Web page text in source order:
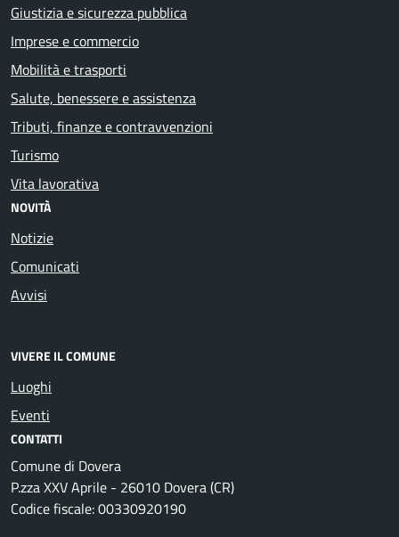
Giustizia e sicurezza pubblica
Imprese e commercio
Mobilità e trasporti
Salute, benessere e assistenza
Tributi, finanze e contravvenzioni
Turismo
Vita lavorativa
NOVITÀ
Notizie
Comunicati
Avvisi
VIVERE IL COMUNE
Luoghi
Eventi
CONTATTI
Comune di Dovera
P.zza XXV Aprile - 26010 Dovera (CR)
Codice fiscale: 00330920190